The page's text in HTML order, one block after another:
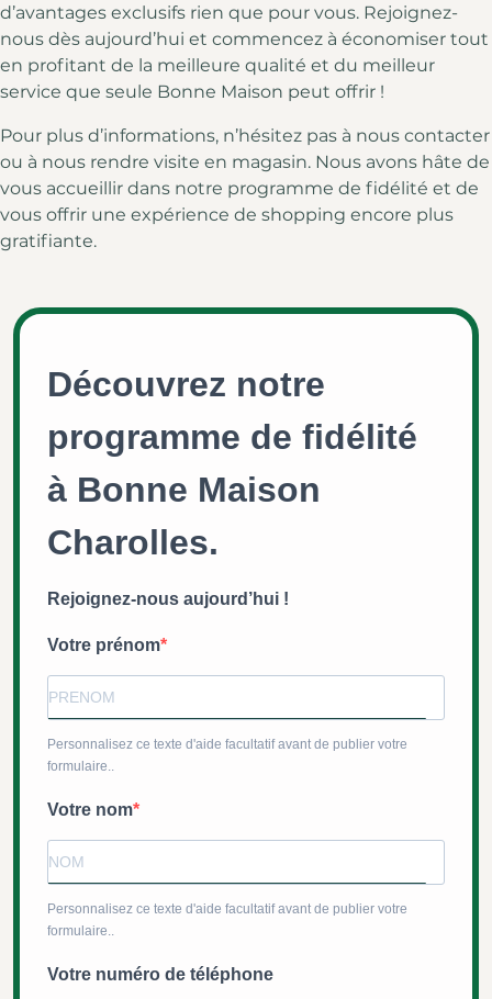
d’avantages exclusifs rien que pour vous. Rejoignez-
nous dès aujourd’hui et commencez à économiser tout
en profitant de la meilleure qualité et du meilleur
service que seule Bonne Maison peut offrir !
Pour plus d’informations, n’hésitez pas à nous contacter
ou à nous rendre visite en magasin. Nous avons hâte de
vous accueillir dans notre programme de fidélité et de
vous offrir une expérience de shopping encore plus
gratifiante.
Découvrez notre
programme de fidélité
à Bonne Maison
Charolles.
Rejoignez-nous aujourd’hui !
Votre prénom
Personnalisez ce texte d'aide facultatif avant de publier votre
formulaire..
Votre nom
Personnalisez ce texte d'aide facultatif avant de publier votre
formulaire..
Votre numéro de téléphone